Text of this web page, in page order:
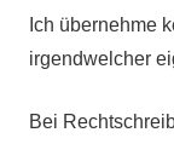
Ich übernehme
irgendwelcher
Bei